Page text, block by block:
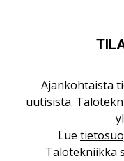
”Tulevat
AJANKOHTAISTA,
LEHDEN
Ajankohtaista
uutisista.
Lue
Talotekniikka